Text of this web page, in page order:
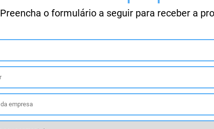
Preencha o formulário a seguir para receber a